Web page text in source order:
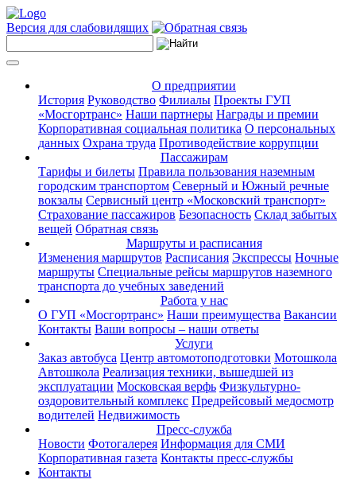
Версия для слабовидящих
О предприятии
История Руководство Филиалы Проекты ГУП
«Мосгортранс» Наши партнеры Награды и премии
Корпоративная социальная политика О персональных
данных Охрана труда Противодействие коррупции
Пассажирам
Тарифы и билеты Правила пользования наземным
городским транспортом Северный и Южный речные
вокзалы Сервисный центр «Московский транспорт»
Страхование пассажиров Безопасность Склад забытых
вещей Обратная связь
Маршруты и расписания
Изменения маршрутов Расписания Экспрессы Ночные
маршруты Специальные рейсы маршрутов наземного
транспорта до учебных заведений
Работа у нас
О ГУП «Мосгортранс» Наши преимущества Вакансии
Контакты Ваши вопросы – наши ответы
Услуги
Заказ автобуса Центр автомотоподготовки Мотошкола
Автошкола Реализация техники, вышедшей из
эксплуатации Московская верфь Физкультурно-
оздоровительный комплекс Предрейсовый медосмотр
водителей Недвижимость
Пресс-служба
Новости Фотогалерея Информация для СМИ
Корпоративная газета Контакты пресс-службы
Контакты